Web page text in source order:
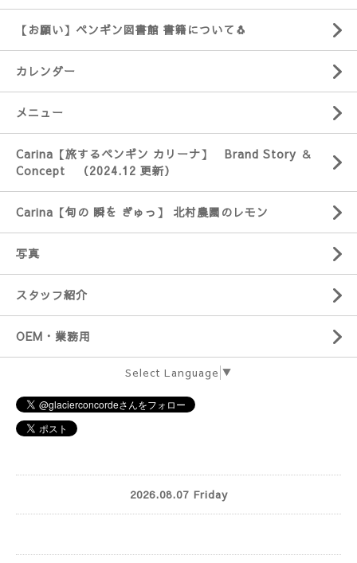
【お願い】ペンギン図書館 書籍について🐧
カレンダー
メニュー
Carina【旅するペンギン カリーナ】 Brand Story ＆
Concept （2024.12 更新）
Carina【旬の 瞬を ぎゅっ】 北村農園のレモン
写真
スタッフ紹介
OEM・業務用
Select Language ▼
2026.08.07 Friday